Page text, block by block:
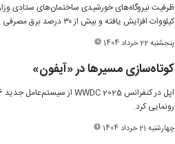
کیلووات افزایش یافته و بیش از ۳۰ درصد برق مصرفی این ساختمان‌ها از انرژی خورشیدی تامین می‌شود.
پنجشنبه 22 خرداد 1404
کوتاه‌سازی مسیرها در «آیفون»
رونمایی کرد.
چهارشنبه 21 خرداد 1404